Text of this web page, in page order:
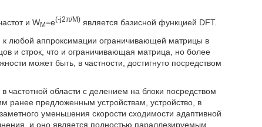
и WM=e(-j2π/M) является базисной функцией DFT.
любой аппроксимации ограничивающей матрицы в
и строк, что и ограничивающая матрица, но более
может быть, в частности, достигнуто посредством
частотной области с делением на блоки посредством
ранее предложенным устройствам, устройство, в
уменьшения скорости сходимости адаптивной
и оно является полностью параллезируемым,